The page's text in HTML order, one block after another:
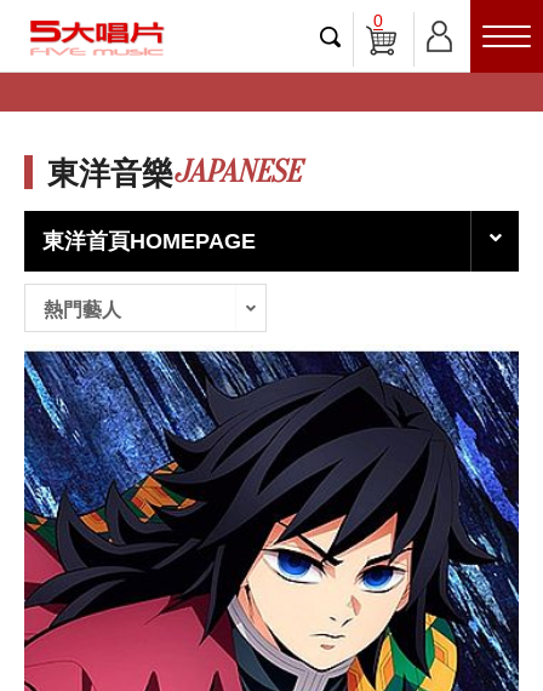
0
東洋音樂JAPANESE
東洋首頁HOMEPAGE
熱門藝人